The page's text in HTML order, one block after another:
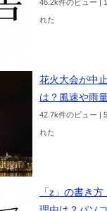
46.2k件のビュー
れた
花火大会が中
は？風速や雨
42.7k件のビュー
れた
「z」の書き